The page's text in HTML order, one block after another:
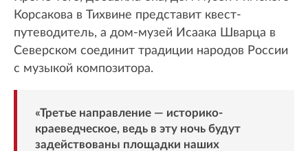
Корсакова в Тихвине представит квест-
путеводитель, а дом-музей Исаака Шварца в
Северском соединит традиции народов России
с музыкой композитора.
«Третье направление — историко-
краеведческое, ведь в эту ночь будут
задействованы площадки наших